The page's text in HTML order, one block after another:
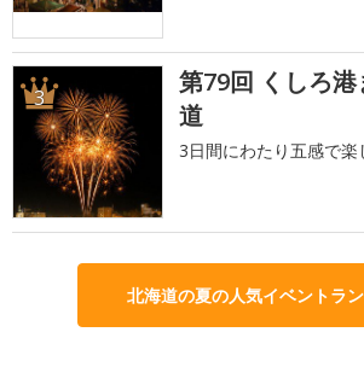
3
第79回 くしろ
道
3日間にわたり五感で楽
北海道の夏の人気イベントラ